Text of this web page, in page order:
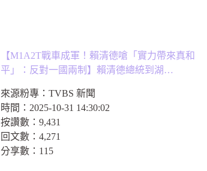
【M1A2T戰車成軍！賴清德嗆「實力帶來真和
平」：反對一國兩制】賴清德總統到湖…
來源粉專： TVBS 新聞
時間： 2025-10-31 14:30:02
按讚數： 9,431
回文數： 4,271
分享數： 115